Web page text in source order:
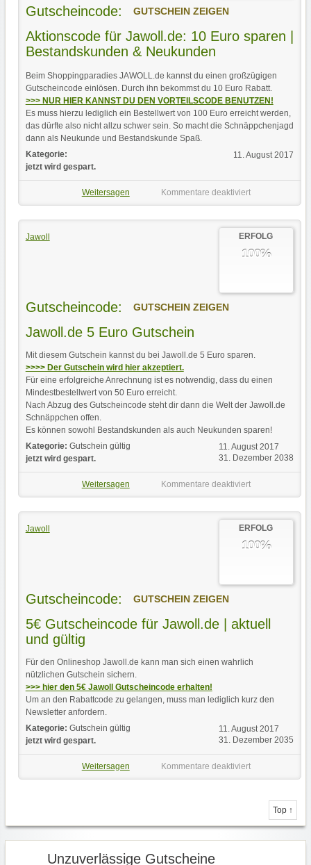
Gutscheincode: GUTSCHEIN ZEIGEN
Aktionscode für Jawoll.de: 10 Euro sparen |
Bestandskunden & Neukunden
Beim Shoppingparadies JAWOLL.de kannst du einen großzügigen
Gutscheincode einlösen. Durch ihn bekommst du 10 Euro Rabatt.
>>> NUR HIER KANNST DU DEN VORTEILSCODE BENUTZEN!
Es muss hierzu lediglich ein Bestellwert von 100 Euro erreicht werden,
das dürfte also nicht allzu schwer sein. So macht die Schnäppchenjagd
dann als Neukunde und Bestandskunde Spaß.
11. August 2017
Kategorie:
jetzt wird gespart.
Weitersagen Kommentare deaktiviert
Jawoll ERFOLG
100%
Gutscheincode: GUTSCHEIN ZEIGEN
Jawoll.de 5 Euro Gutschein
Mit diesem Gutschein kannst du bei Jawoll.de 5 Euro sparen.
>>>> Der Gutschein wird hier akzeptiert.
Für eine erfolgreiche Anrechnung ist es notwendig, dass du einen
Mindestbestellwert von 50 Euro erreicht.
Nach Abzug des Gutscheincode steht dir dann die Welt der Jawoll.de
Schnäppchen offen.
Es können sowohl Bestandskunden als auch Neukunden sparen!
11. August 2017
31. Dezember 2038
Kategorie: Gutschein gültig
jetzt wird gespart.
Weitersagen Kommentare deaktiviert
Jawoll ERFOLG
100%
Gutscheincode: GUTSCHEIN ZEIGEN
5€ Gutscheincode für Jawoll.de | aktuell
und gültig
Für den Onlineshop Jawoll.de kann man sich einen wahrlich
nützlichen Gutschein sichern.
>>> hier den 5€ Jawoll Gutscheincode erhalten!
Um an den Rabattcode zu gelangen, muss man lediglich kurz den
Newsletter anfordern.
11. August 2017
31. Dezember 2035
Kategorie: Gutschein gültig
jetzt wird gespart.
Weitersagen Kommentare deaktiviert
Top ↑
Unzuverlässige Gutscheine